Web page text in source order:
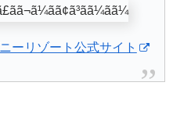
ーリゾート公式サイト